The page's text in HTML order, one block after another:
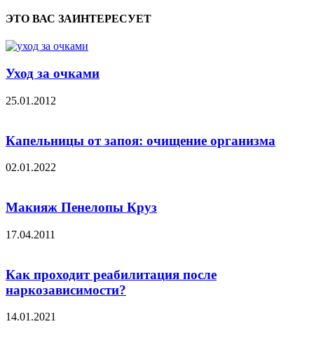
ЭТО ВАС ЗАИНТЕРЕСУЕТ
Уход за очками
25.01.2012
Капельницы от запоя: очищение организма
02.01.2022
Макияж Пенелопы Круз
17.04.2011
Как проходит реабилитация после
наркозависимости?
14.01.2021